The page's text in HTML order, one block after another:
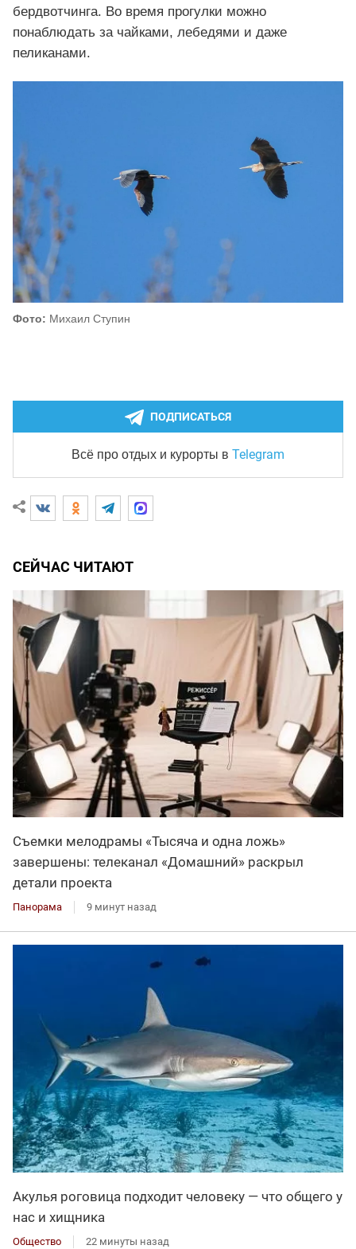
бердвотчинга. Во время прогулки можно
понаблюдать за чайками, лебедями и даже
пеликанами.
Фото: Михаил Ступин
ПОДПИСАТЬСЯ
Всё про отдых и курорты в Telegram
СЕЙЧАС ЧИТАЮТ
Съемки мелодрамы «Тысяча и одна ложь»
завершены: телеканал «Домашний» раскрыл
детали проекта
Панорама 9 минут назад
Акулья роговица подходит человеку — что общего у
нас и хищника
Общество 22 минуты назад